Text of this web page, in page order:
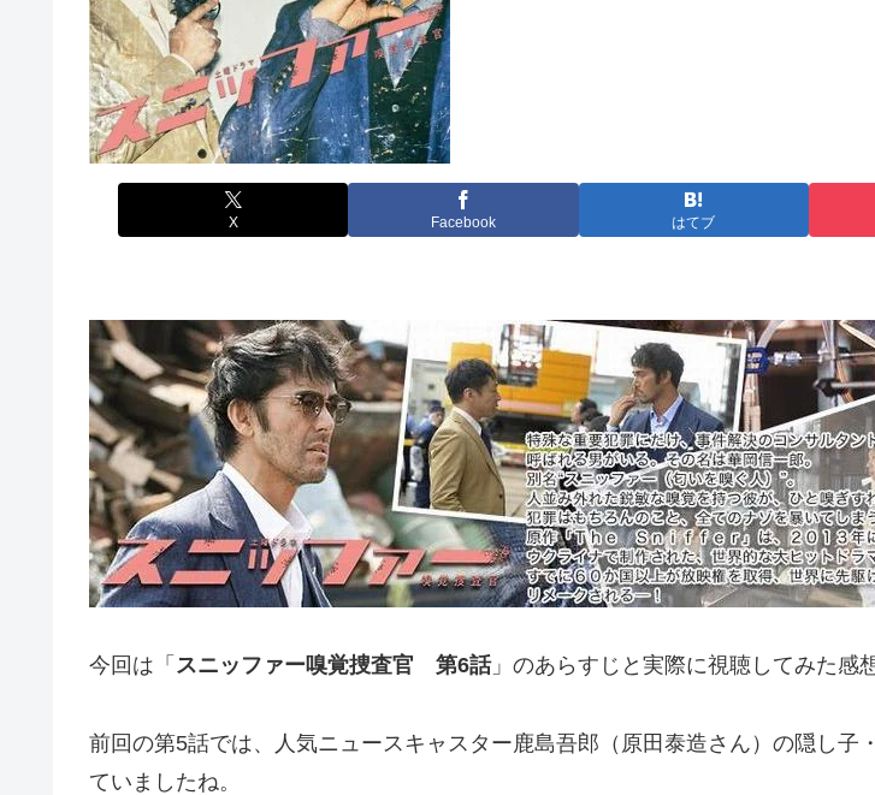
X Facebook はてブ
今回は「 スニッファー嗅覚捜査官 第6話」のあらすじと実際に視聴してみた感
前回の第5話では、人気ニュースキャスター鹿島吾郎（原田泰造さん）の隠し
ていましたね。